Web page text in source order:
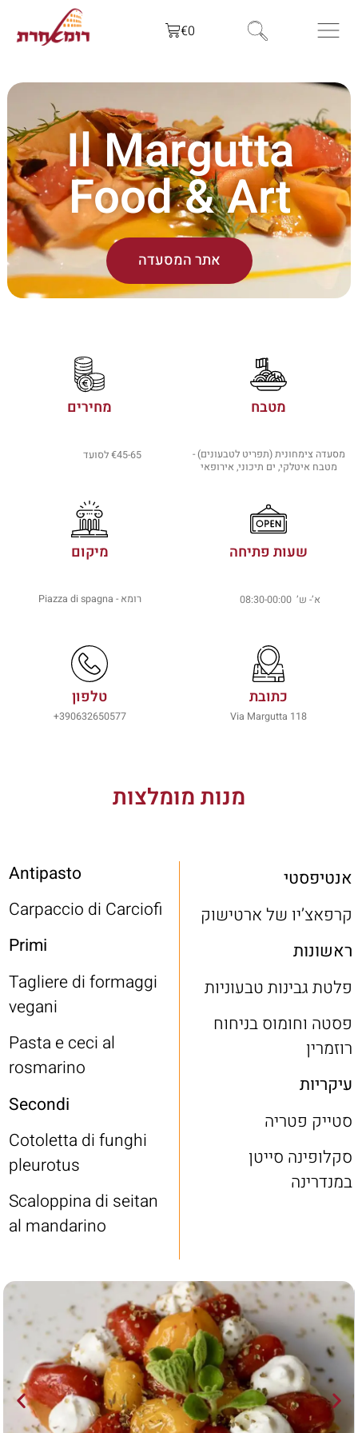
€0
Il Margutta
Food & Art
אתר המסעדה
מטבח מחירים
מסעדה צימחונית (תפריט לטבעונים) -
מטבח איטלקי, ים תיכוני, אירופאי
€45-65 לסועד
שעות פתיחה מיקום
א’- ש’ 08:30-00:00 רומא - Piazza di spagna
כתובת
Via Margutta 118
טלפון
390632650577+
מנות מומלצות
אנטיפסטי
קרפאצ’יו של ארטישוק
ראשונות
פלטת גבינות טבעוניות
פסטה וחומוס בניחוח
רוזמרין
עיקריות
סטייק פטריה
סקלופינה סייטן
במנדרינה
Antipasto
Carpaccio di Carciofi
Primi
Tagliere di formaggi
vegani
Pasta e ceci al
rosmarino
Secondi
Cotoletta di funghi
pleurotus
Scaloppina di seitan
al mandarino